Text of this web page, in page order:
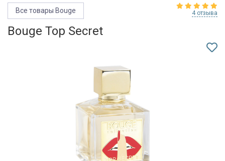
Все товары Bouge 4 отзыва
Bouge Top Secret